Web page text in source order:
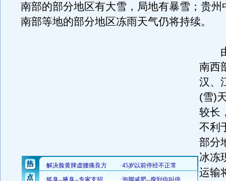
南部的部分地区有大雪，局地有暴雪；贵州
南部等地的部分地区冻雨天气仍将持续。
由
南西
汉、
(雪)
较长
不利
部分
冰冻
运输